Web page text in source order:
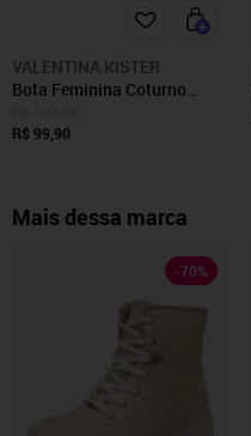
VALENTINA KISTER
Bota Feminina Coturno
Tratorado
R$ 99,90
Mais dessa marca
-70%